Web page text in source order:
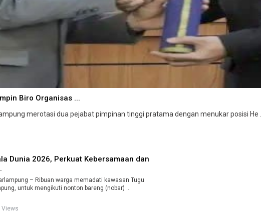
Biro Organisas ...
merotasi dua pejabat pimpinan tinggi pratama dengan menukar posisi He ...
Dunia 2026, Perkuat Kebersamaan dan
– Ribuan warga memadati kawasan Tugu
Views